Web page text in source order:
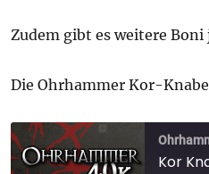
Zudem gibt es weitere
Die Ohrhammer Kor-
Kor